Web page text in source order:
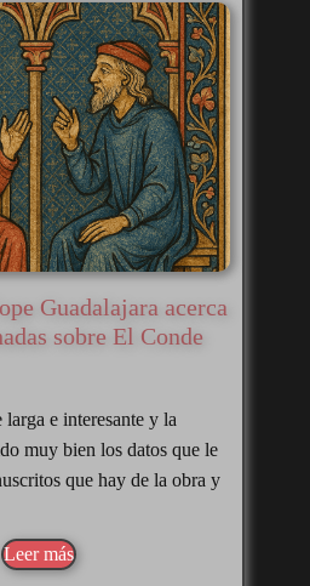
Guadalajara acerca
sobre El Conde
e interesante y la
muy bien los datos que le
que hay de la obra y
Leer más